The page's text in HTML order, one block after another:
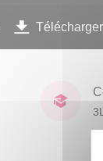
Télécharger